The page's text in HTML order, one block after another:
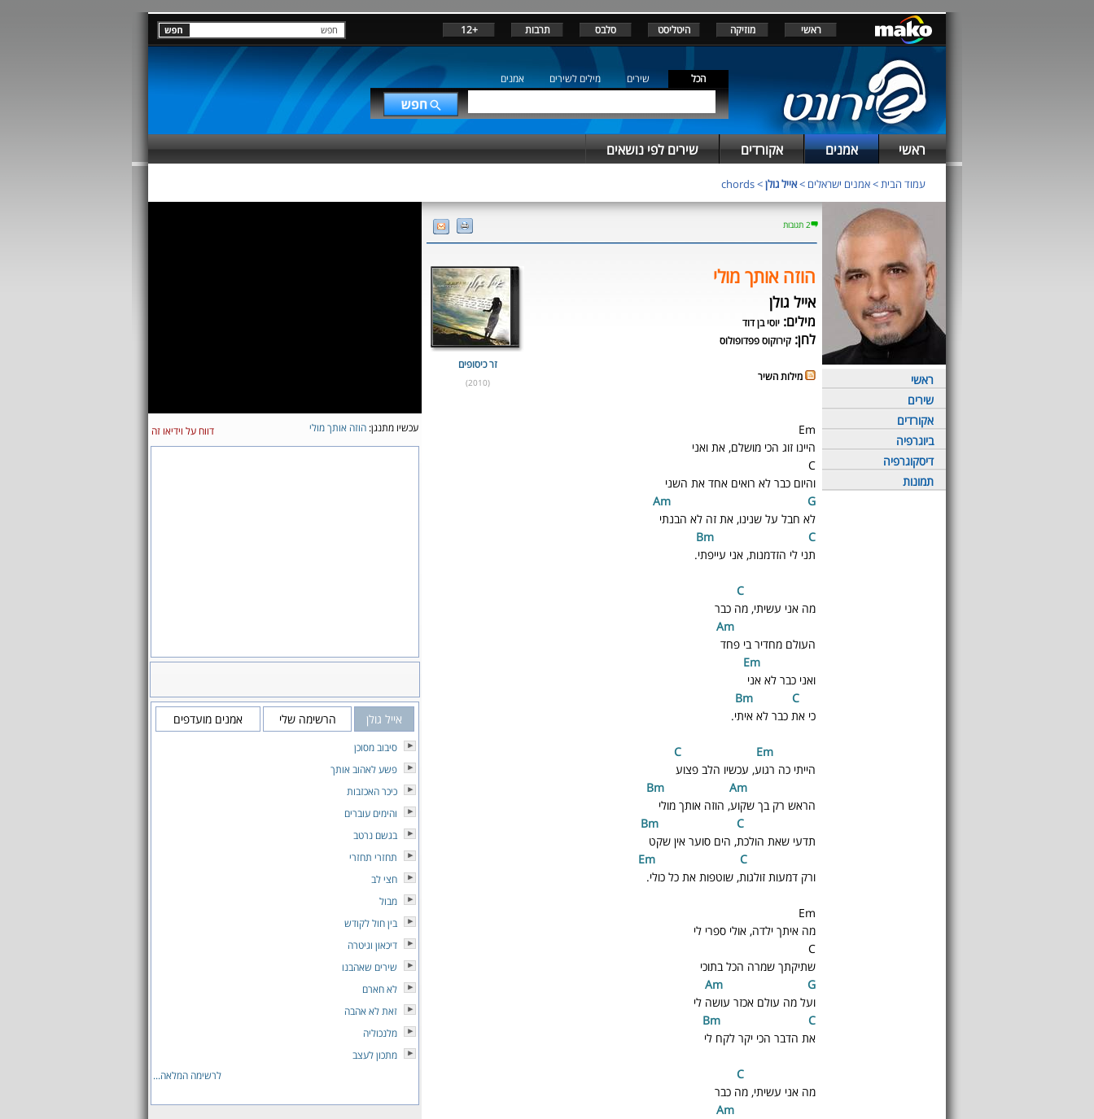
ראשי מוזיקה היטליסט סלבס תרבות +12
הכל שירים מילים לשירים אמנים
ראשי אמנים אקורדים שירים לפי נושאים
עמוד הבית>אמנים ישראלים >אייל גולן> chords
ראשי
שירים
אקורדים
ביוגרפיה
דיסקוגרפיה
תמונות
2 תגובות
הוזה אותך מולי
אייל גולן
מילים: יוסי בן דוד
לחן: קירוקוס פפדופולוס
מילות השיר
Em
היינו זוג הכי מושלם, את ואני
C
והיום כבר לא רואים אחד את השני
Am
G
לא חבל על שנינו, את זה לא הבנתי
Bm
C
תני לי הזדמנות, אני עייפתי.
מה אני עשיתי, מה כבר
m
העולם מחדיר בי פחד
m
ואני כבר לא אני
C
כי את כבר לא איתי.
Em
הייתי כה רגוע, עכשיו הלב פצוע
Am
הראש רק בך שקוע, הוזה אותך מולי
C
תדעי שאת הולכת, הים סוער אין שקט
m
C
ורק דמעות זולגות, שוטפות את כל כולי.
Em
מה איתך ילדה, אולי ספרי לי
C
שתיקתך שמרה הכל בתוכי
Am
G
ועל מה עולם אכזר עושה לי
Bm
C
את הדבר הכי יקר לקח לי
מה אני עשיתי, מה כבר
m
זר כיסופים
(2010)
עכשיו מתנגן: הוזה אותך מולי דווח על וידיאו זה
אייל גולן הרשימה שלי אמנים מועדפים
סיבוב מסוכן
פשע לאהוב אותך
כיכר האכזבות
והימים עוברים
בגשם נרטב
תחזרי תחזרי
חצי לב
מבול
בין חול לקודש
דיכאון וגיטרה
שירים שאהבנו
לא חארם
זאת לא אהבה
מלנכוליה
מתכון לעצב
לרשימה המלאה...